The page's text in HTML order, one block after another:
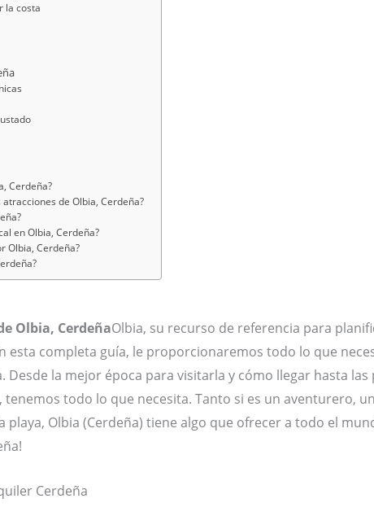
la costa
Cerdeña?
de Olbia, Cerdeña?
en Olbia, Cerdeña?
Olbia, Cerdeña?
Olbia, CerdeñaOlbia, su recurso de referencia para
esta completa guía, le proporcionaremos todo lo que
Desde la mejor época para visitarla y cómo llegar hasta
todo lo que necesita. Tanto si es un aventurero,
Olbia (Cerdeña) tiene algo que ofrecer a todo el